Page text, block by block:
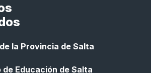
la Provincia de Salta
Educación de Salta